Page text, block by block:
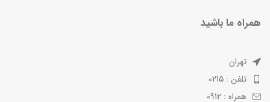
همراه ما باشید
تهران
تلفن : 0215
همراه : 0912